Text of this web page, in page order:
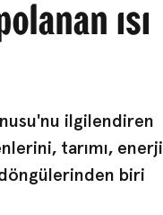
ısı
ilgilendiren
tarımı, enerji
biri